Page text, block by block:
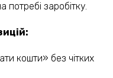
потребі заробітку.
кошти» без чітких